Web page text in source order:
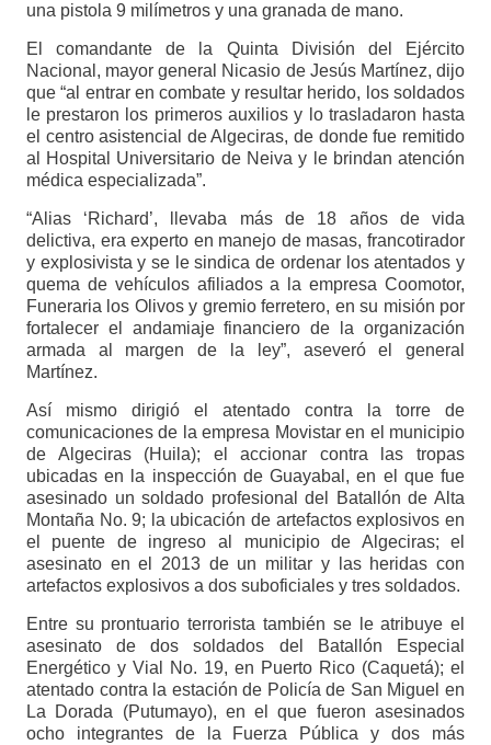
una pistola 9 milímetros y una granada de mano.
El comandante de la Quinta División del Ejército
Nacional, mayor general Nicasio de Jesús Martínez, dijo
que “al entrar en combate y resultar herido, los soldados
le prestaron los primeros auxilios y lo trasladaron hasta
el centro asistencial de Algeciras, de donde fue remitido
al Hospital Universitario de Neiva y le brindan atención
médica especializada”.
“Alias ‘Richard’, llevaba más de 18 años de vida
delictiva, era experto en manejo de masas, francotirador
y explosivista y se le sindica de ordenar los atentados y
quema de vehículos afiliados a la empresa Coomotor,
Funeraria los Olivos y gremio ferretero, en su misión por
fortalecer el andamiaje financiero de la organización
armada al margen de la ley”, aseveró el general
Martínez.
Así mismo dirigió el atentado contra la torre de
comunicaciones de la empresa Movistar en el municipio
de Algeciras (Huila); el accionar contra las tropas
ubicadas en la inspección de Guayabal, en el que fue
asesinado un soldado profesional del Batallón de Alta
Montaña No. 9; la ubicación de artefactos explosivos en
el puente de ingreso al municipio de Algeciras; el
asesinato en el 2013 de un militar y las heridas con
artefactos explosivos a dos suboficiales y tres soldados.
Entre su prontuario terrorista también se le atribuye el
asesinato de dos soldados del Batallón Especial
Energético y Vial No. 19, en Puerto Rico (Caquetá); el
atentado contra la estación de Policía de San Miguel en
La Dorada (Putumayo), en el que fueron asesinados
ocho integrantes de la Fuerza Pública y dos más